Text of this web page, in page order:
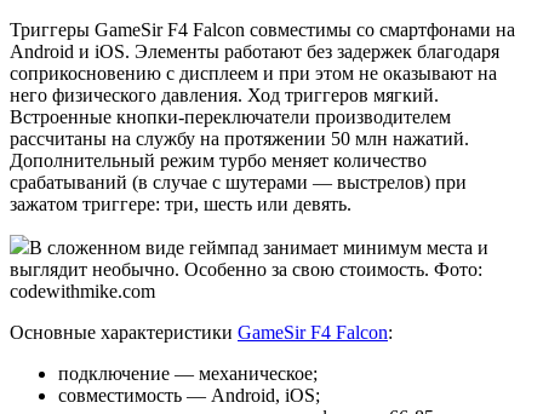
Триггеры GameSir F4 Falcon совместимы со смартфонами на
Android и iOS. Элементы работают без задержек благодаря
соприкосновению с дисплеем и при этом не оказывают на
него физического давления. Ход триггеров мягкий.
Встроенные кнопки-переключатели производителем
рассчитаны на службу на протяжении 50 млн нажатий.
Дополнительный режим турбо меняет количество
срабатываний (в случае с шутерами — выстрелов) при
зажатом триггере: три, шесть или девять.
В сложенном виде геймпад занимает минимум места и
выглядит необычно. Особенно за свою стоимость. Фото:
codewithmike.com
Основные характеристики GameSir F4 Falcon:
подключение — механическое;
совместимость — Android, iOS;